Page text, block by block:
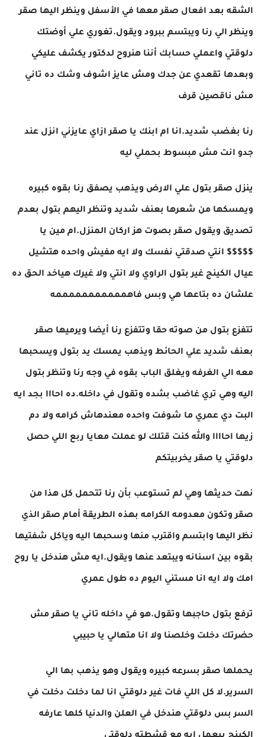
الشقه بعد افعال صقر معها في الأسفل وينظر اليها صقر
وينظر الي رنا ويبتسم ببرود ويقول.تغوري علي أوضتك
دلوقتي واعملي حسابك أننا هنروح لدكتور يكشف عليكي
وبعدها تقعدي عن جدك ومش عايز اشوف وشك ده تاني
مش ناقصين قرف
رنا بغضب شديد.انا ام ابنك يا صقر ازاي عايزني انزل عند
جدو انت مش مبسوط بحملي ليه
ينزل صقر بتول علي الارض ويذهب يصفق رنا بقوه كبيره
ويمسكها من شعرها بعنف شديد وتنظر اليهم بتول بعدم
تصديق ويقول صقر بصوت هز اركان المنزل.ام مين يا
$$$$$ انتي صدقتي نفسك ولا ايه مفيش واحده هتشيل
عيال الكينج غير بتول الراوي ولا انتي ولا غيرك هياخد الحق ده
علشان ده بتاعها هي وبس فاهمممممممممممه
تتفزع بتول من صوته حقا وتتفزع رنا أيضا ويرميها صقر
بعنف شديد علي الحائط ويذهب يمسك يد بتول ويسحبها
معه الي الغرفه ويغلق الباب بقوه في وجه رنا وتنظر بتول
اليه وهي تري غاضب بشده وتقول في داخله.ده احااا بجد ايه
البت دي عمري ما شوفت واحده معندهاش كرامه ولا دم
زيها احاااا والله كنت قتلك لو عملت معايا ربع اللي حصل
دلوقتي يا صقر يخربيتكم
نهت حديثها وهي لم تستوعب بأن رنا تتحمل كل هذا من
صقر وتكون معدومه الكرامه بهذه الطريقة أمام صقر الذي
نظر اليها وابتسم واقترب منها وسحبها اليه وياكل شفتيها
بقوه بين اسنانه ويبتعد عنها ويقول.ايه مش هندخل يا روح
امك ولا ايه انا مستني اليوم ده طول عمري
ترفع بتول حاجبها وتقول.هو في داخله تاني يا صقر مش
حضرتك دخلت وخلصنا ولا انا متهالي يا حبيبي
يحملها صقر بسرعه كبيره ويقول وهو يذهب بها الي
السرير.لا كل اللي فات غير دلوقتي انا لما دخلت دخلت في
السر بس دلوقتي هندخل في العلن والدنيا كلها عارفه